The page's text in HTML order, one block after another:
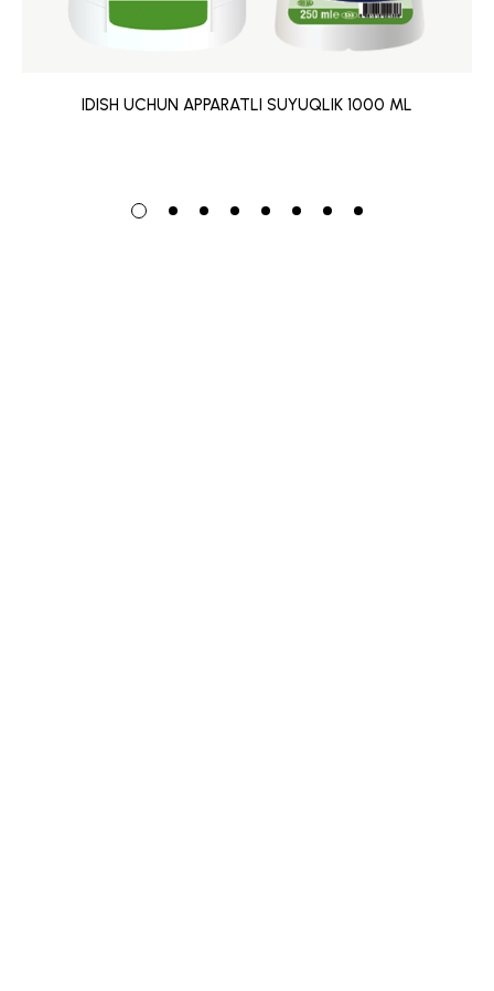
IDISH UCHUN APPARATLI SUYUQLIK 1000 ML